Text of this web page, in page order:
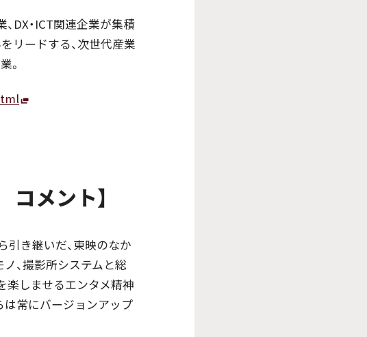
DX・ICT関連企業が集積
リードする、次世代産業
。
メント】
引き継いだ、東映のなか
、撮影所システムと総
楽しませるエンタメ精神
は常にバージョンアップ